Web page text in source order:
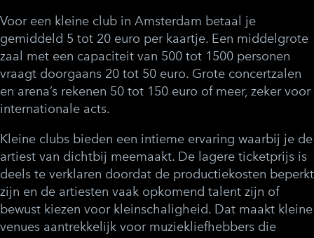
Voor een kleine club in Amsterdam betaal je
gemiddeld 5 tot 20 euro per kaartje. Een middelgrote
zaal met een capaciteit van 500 tot 1500 personen
vraagt doorgaans 20 tot 50 euro. Grote concertzalen
en arena’s rekenen 50 tot 150 euro of meer, zeker voor
internationale acts.
Kleine clubs bieden een intieme ervaring waarbij je de
artiest van dichtbij meemaakt. De lagere ticketprijs is
deels te verklaren doordat de productiekosten beperkt
zijn en de artiesten vaak opkomend talent zijn of
bewust kiezen voor kleinschaligheid. Dat maakt kleine
venues aantrekkelijk voor muziekliefhebbers die